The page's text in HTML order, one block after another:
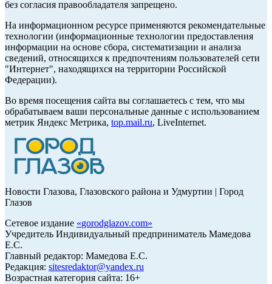
без согласия правообладателя запрещено.
На информационном ресурсе применяются рекомендательные
технологии (информационные технологии предоставления
информации на основе сбора, систематизации и анализа
сведений, относящихся к предпочтениям пользователей сети
"Интернет", находящихся на территории Российской
Федерации).
Во время посещения сайта вы соглашаетесь с тем, что мы
обрабатываем ваши персональные данные с использованием
метрик Яндекс Метрика, top.mail.ru, LiveInternet.
Новости Глазова, Глазовского района и Удмуртии | Город
Глазов
Сетевое издание «gorodglazov.com»
Учредитель Индивидуальный предприниматель Мамедова
Е.С.
Главный редактор: Мамедова Е.С.
Редакция: sitesredaktor@yandex.ru
Возрастная категория сайта: 16+